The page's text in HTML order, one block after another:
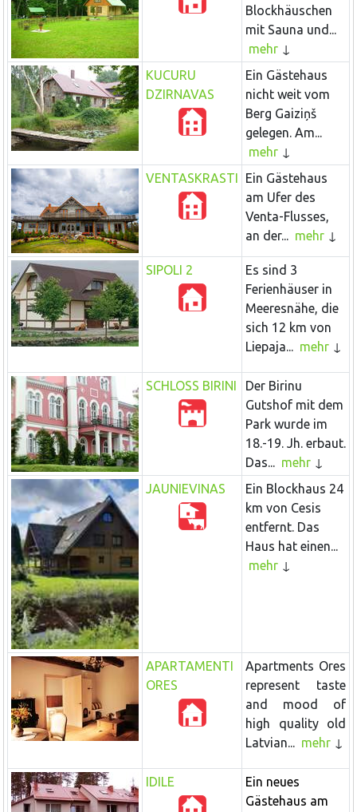
Blockhäuschen
mit Sauna und...
mehr
KUCURU
DZIRNAVAS
Ein Gästehaus
nicht weit vom
Berg Gaiziņš
gelegen. Am...
mehr
VENTASKRASTI
Ein Gästehaus
am Ufer des
Venta-Flusses,
an der... mehr
SIPOLI 2
Es sind 3
Ferienhäuser in
Meeresnähe, die
sich 12 km von
Liepaja... mehr
SCHLOSS BIRINI
Der Birinu
Gutshof mit dem
Park wurde im
18.-19. Jh. erbaut.
Das... mehr
JAUNIEVINAS
Ein Blockhaus 24
km von Cesis
entfernt. Das
Haus hat einen...
mehr
APARTAMENTI
ORES
Apartments Ores
represent taste
and mood of
high quality old
Latvian... mehr
IDILE
Ein neues
Gästehaus am